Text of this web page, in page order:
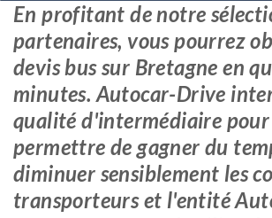
En profitant de notre
partenaires, vous pourrez
devis bus sur Bretagne en
minutes. Autocar-Drive
qualité d'intermédiaire pour
permettre de gagner du
diminuer sensiblement les
transporteurs et l'entité